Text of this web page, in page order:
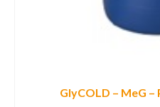
GlyCOLD – MeG –